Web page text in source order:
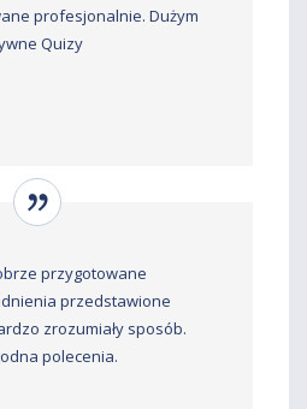
profesjonalnie. Dużym
Quizy
przygotowane
przedstawione
zrozumiały sposób.
polecenia.